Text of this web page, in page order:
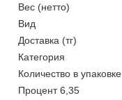
Вес (нетто)
Вид
Доставка (тг)
Категория
Количество в упаковке
Процент 6,35